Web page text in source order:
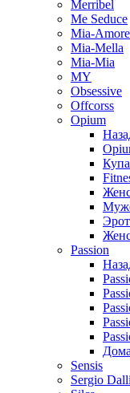
Merribel
Me Seduce
Mia-Amore
Mia-Mella
Mia-Mia
MY
Obsessive
Offcorss
Opium
Passion
Sensis
Sergio